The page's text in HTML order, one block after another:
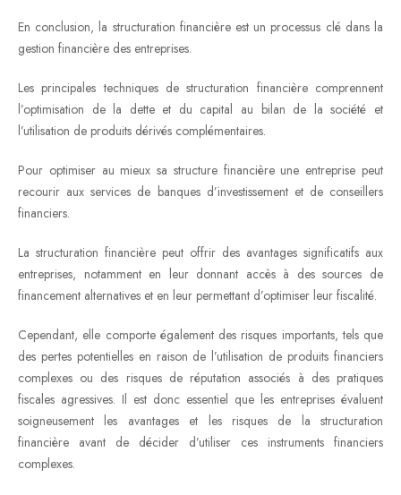
En conclusion, la structuration financière est un processus clé dans la
gestion financière des entreprises.
Les principales techniques de structuration financière comprennent
l’optimisation de la dette et du capital au bilan de la société et
l’utilisation de produits dérivés complémentaires.
Pour optimiser au mieux sa structure financière une entreprise peut
recourir aux services de banques d’investissement et de conseillers
financiers.
La structuration financière peut offrir des avantages significatifs aux
entreprises, notamment en leur donnant accès à des sources de
financement alternatives et en leur permettant d’optimiser leur fiscalité.
Cependant, elle comporte également des risques importants, tels que
des pertes potentielles en raison de l’utilisation de produits financiers
complexes ou des risques de réputation associés à des pratiques
fiscales agressives. Il est donc essentiel que les entreprises évaluent
soigneusement les avantages et les risques de la structuration
financière avant de décider d’utiliser ces instruments financiers
complexes.